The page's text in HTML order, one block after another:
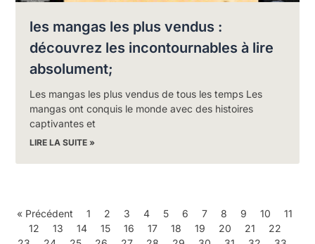
les mangas les plus vendus :
découvrez les incontournables à lire
absolument;
Les mangas les plus vendus de tous les temps Les
mangas ont conquis le monde avec des histoires
captivantes et
LIRE LA SUITE »
« Précédent 1 2 3 4 5 6 7 8 9 10
11
12
13 14 15 16 17 18 19 20 21
22